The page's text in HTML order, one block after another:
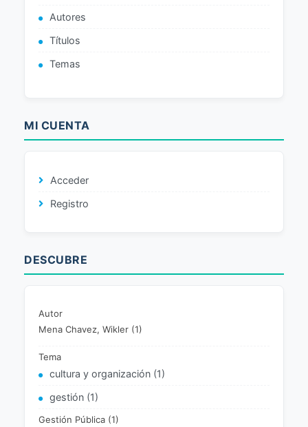
Autores
Títulos
Temas
MI CUENTA
Acceder
Registro
DESCUBRE
Autor
Mena Chavez, Wikler (1)
Tema
cultura y organización (1)
gestión (1)
Gestión Pública (1)